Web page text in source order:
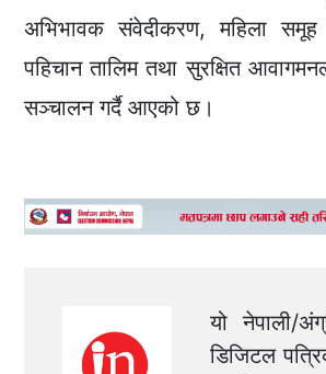
अभिभावक संवेदीकरण, महिला
पहिचान तालिम तथा सुरक्षित
सञ्चालन गर्दै आएको छ।
यो नेपाली/
डिजिटल